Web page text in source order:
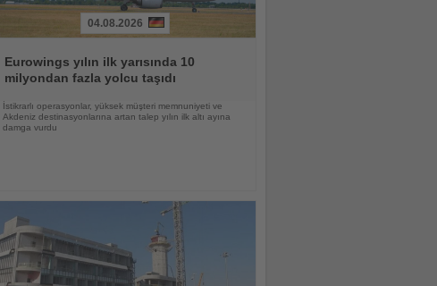
Oku
04.08.2026
Eurowings yılın ilk yarısında 10
milyondan fazla yolcu taşıdı
İstikrarlı operasyonlar, yüksek müşteri memnuniyeti ve
Akdeniz destinasyonlarına artan talep yılın ilk altı ayına
damga vurdu